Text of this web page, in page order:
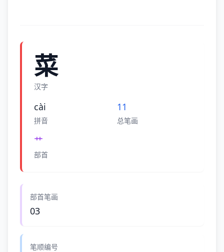
菜
汉字
cài
拼音
11
总笔画
艹
部首
部首笔画
03
笔顺编号